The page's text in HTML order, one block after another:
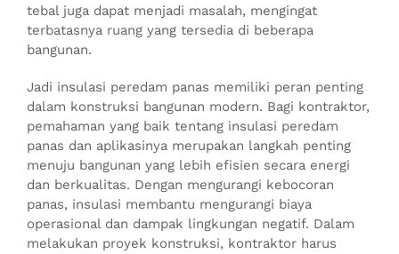
tebal juga dapat menjadi masalah, mengingat
terbatasnya ruang yang tersedia di beberapa
bangunan.
Jadi insulasi peredam panas memiliki peran penting
dalam konstruksi bangunan modern. Bagi kontraktor,
pemahaman yang baik tentang insulasi peredam
panas dan aplikasinya merupakan langkah penting
menuju bangunan yang lebih efisien secara energi
dan berkualitas. Dengan mengurangi kebocoran
panas, insulasi membantu mengurangi biaya
operasional dan dampak lingkungan negatif. Dalam
melakukan proyek konstruksi, kontraktor harus